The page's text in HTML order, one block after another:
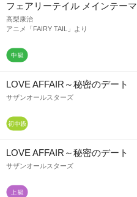
フェアリーテイル メインテーマ
高梨康治
アニメ「FAIRY TAIL」より
LOVE AFFAIR～秘密のデート
サザンオールスターズ
LOVE AFFAIR～秘密のデート
サザンオールスターズ